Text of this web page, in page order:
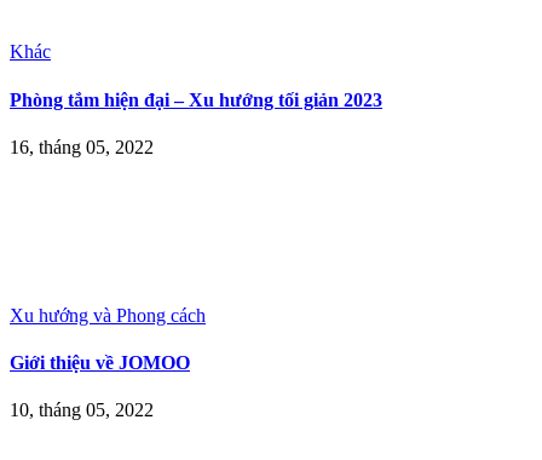
Khác
Phòng tắm hiện đại – Xu hướng tối giản 2023
16, tháng 05, 2022
Xu hướng và Phong cách
Giới thiệu về JOMOO
10, tháng 05, 2022